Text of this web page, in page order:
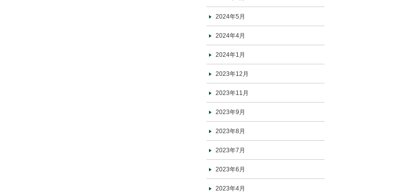
2024年5月
2024年4月
2024年1月
2023年12月
2023年11月
2023年9月
2023年8月
2023年7月
2023年6月
2023年4月